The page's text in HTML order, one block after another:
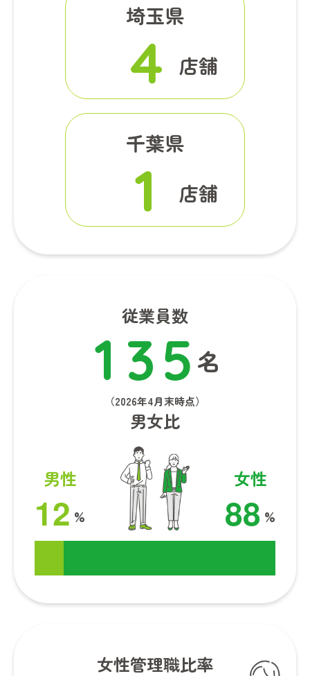
埼玉県
4 店舗
千葉県
1 店舗
従業員数
1 35名
（2026年4月末時点）
男女比
男性
12 %
女性
88 %
女性管理職比率